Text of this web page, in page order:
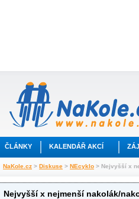
ČLÁNKY KALENDÁŘ AKCÍ
NaKole.cz > Diskuse > NEcyklo > Nejvyšší x
Nejvyšší x nejmenší nakolák/